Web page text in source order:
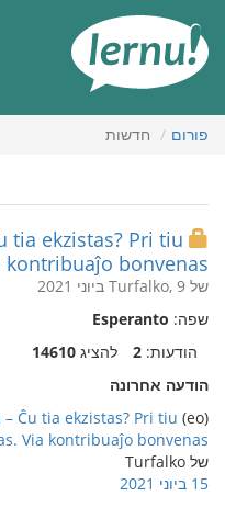
העניינים
פורום חדשות
tia ekzistas? Pri tiu
bonvenas!
של Turfalko, 9 ביוני 2021
שפה: Esperanto
הודעות: 2 להציג 14610
הודעה אחרונה
(eo)
Ĉu tia ekzistas? Pri tiu
Via kontribuaĵo bonvenas!
של Turfalko
15 ביוני 2021